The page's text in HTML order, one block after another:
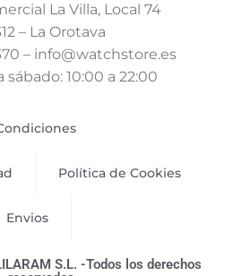
La Villa, Local 74
– La Orotava
– info@watchstore.es
sábado: 10:00 a 22:00
Política de Cookies
Envios
S.L. -Todos los derechos